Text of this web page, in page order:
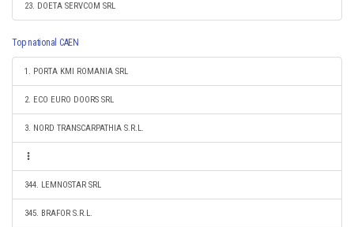
23. DOETA SERVCOM SRL
Top national CAEN
1. PORTA KMI ROMANIA SRL
2. ECO EURO DOORS SRL
3. NORD TRANSCARPATHIA S.R.L.
344. LEMNOSTAR SRL
345. BRAFOR S.R.L.